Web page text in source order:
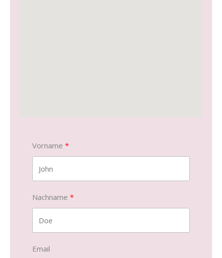
Vorname
Nachname
Email